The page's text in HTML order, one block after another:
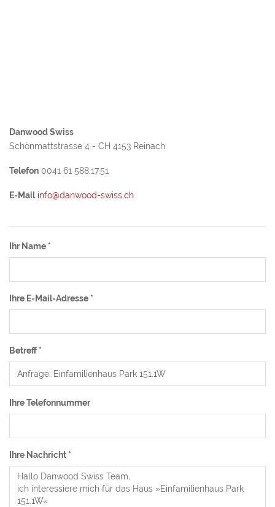
Danwood Swiss
Schönmattstrasse 4 - CH 4153 Reinach
Telefon 0041 61 588.17.51
E-Mail info@danwood-swiss.ch
Ihr Name *
Ihre E-Mail-Adresse *
Betreff*
Ihre Telefonnummer
Ihre Nachricht *